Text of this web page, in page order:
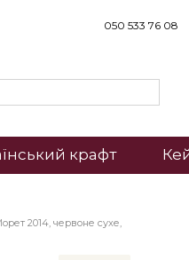
050 533 76 08
крафт
2014, червоне сухе,